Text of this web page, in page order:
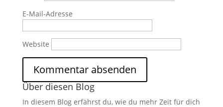
E-Mail-Adresse
Website
Über diesen Blog
In diesem Blog erfährst du, wie du mehr Zeit für dich